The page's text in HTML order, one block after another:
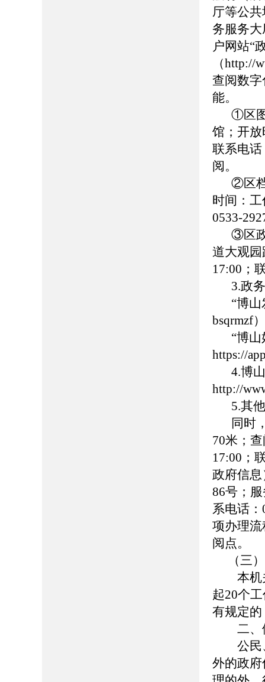
厅等公
务服务
户网站“
（http://
查阅数
能。
①区
馆；开
联系电话
阅。
②区
时间：
0533-
③区
道大观
17:00；
3.政
“博
bsqrmzf
“博
https://
4.博
http://
5.其
同时
70米；
17:00；
政府信
86号；
系电话
项办理
阅点。
（三）
本机关
起20个
有规定
二、
公民、
外的政